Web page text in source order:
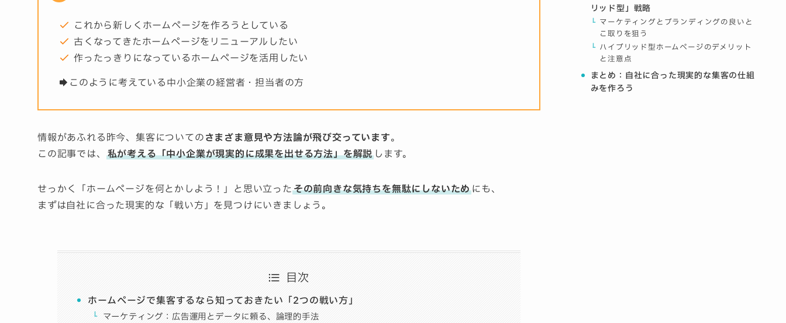
これから新しくホームページを作ろうとしている
古くなってきたホームページをリニューアルしたい
作ったっきりになっているホームページを活用したい
このように考えている中小企業の経営者・担当者の方
情報があふれる昨今、集客についての さまざま意見や方法論が飛び交っています。
この記事では、
私が考える「中小企業が現実的に成果を出せる方法」を解説 します。
せっかく「ホームページを何とかしよう！」と思い立った その前向きな気持ちを無駄にしないため にも、
まずは自社に合った現実的な「戦い方」を見つけにいきましょう。
目次
ホームページで集客するなら知っておきたい「2つの戦い方」
マーケティング：広告運用とデータに頼る、論理的手法
リッド型」戦略
マーケティングとブランディングの良いと
こ取りを狙う
ハイブリッド型ホームページのデメリット
と注意点
まとめ：自社に合った現実的な集客の仕組
みを作ろう